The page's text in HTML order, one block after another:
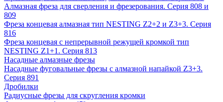
Алмазная фреза для сверления и фрезерования. Серия 808 и
809
Фреза концевая алмазная тип NESTING Z2+2 и Z3+3. Серия
816
Фреза концевая с непрерывной режущей кромкой тип
NESTING Z1+1. Серия 813
Насадные алмазные фрезы
Насадные фуговальные фрезы с алмазной напайкой Z3+3.
Серия 891
Дробилки
Радиусные фрезы для скругления кромки